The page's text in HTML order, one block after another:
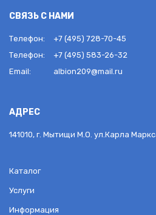
СВЯЗЬ С НАМИ
Телефон:
+7 (495) 728-70-45
Телефон:
+7 (495) 583-26-32
Email:
albion209@mail.ru
АДРЕС
141010, г. Мытищи М.О. ул.Карла
Каталог
Услуги
Информация